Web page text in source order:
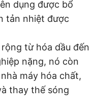
dụng được bổ
tản nhiệt được
từ hóa dầu đến
nặng, nó còn
máy hóa chất,
thay thế sóng